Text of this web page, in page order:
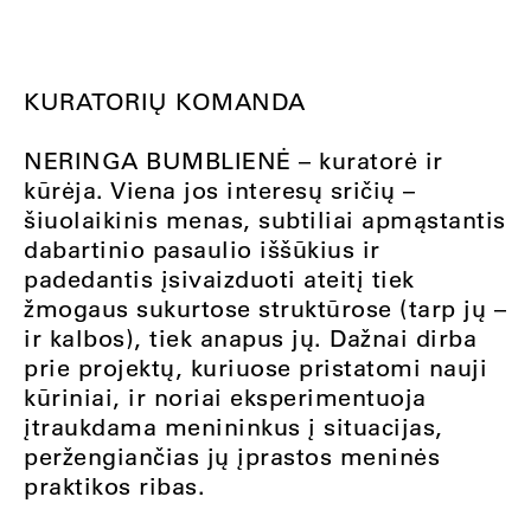
KURATORIŲ KOMANDA
NERINGA BUMBLIENĖ – kuratorė ir
kūrėja. Viena jos interesų sričių –
šiuolaikinis menas, subtiliai apmąstantis
dabartinio pasaulio iššūkius ir
padedantis įsivaizduoti ateitį tiek
žmogaus sukurtose struktūrose (tarp jų –
ir kalbos), tiek anapus jų. Dažnai dirba
prie projektų, kuriuose pristatomi nauji
kūriniai, ir noriai eksperimentuoja
įtraukdama menininkus į situacijas,
peržengiančias jų įprastos meninės
praktikos ribas.